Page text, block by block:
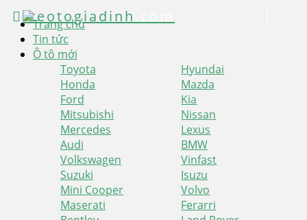
Trang chủ
Tin tức
Ô tô mới
Toyota
Hyundai
Honda
Mazda
Ford
Kia
Mitsubishi
Nissan
Mercedes
Lexus
Audi
BMW
Volkswagen
Vinfast
Suzuki
Isuzu
Mini Cooper
Volvo
Maserati
Ferarri
xeotogiadinh